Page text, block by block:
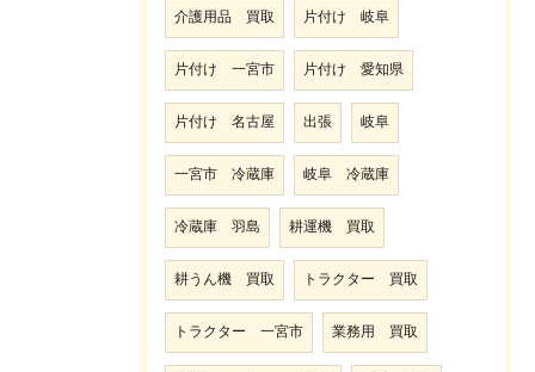
介護用品 買取 片付け 岐阜
片付け 一宮市 片付け 愛知県
片付け 名古屋 出張 岐阜
一宮市 冷蔵庫 岐阜 冷蔵庫
冷蔵庫 羽島 耕運機 買取
耕うん機 買取 トラクター 買取
トラクター 一宮市 業務用 買取